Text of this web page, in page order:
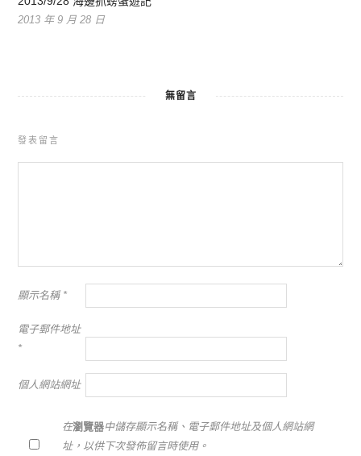
2013 年 9 月 28 日
無留言
發表留言
顯示名稱 *
電子郵件地址
*
個人網站網址
在瀏覽器中儲存顯示名稱、電子郵件地址及個人網站網
址，以供下次發佈留言時使用。